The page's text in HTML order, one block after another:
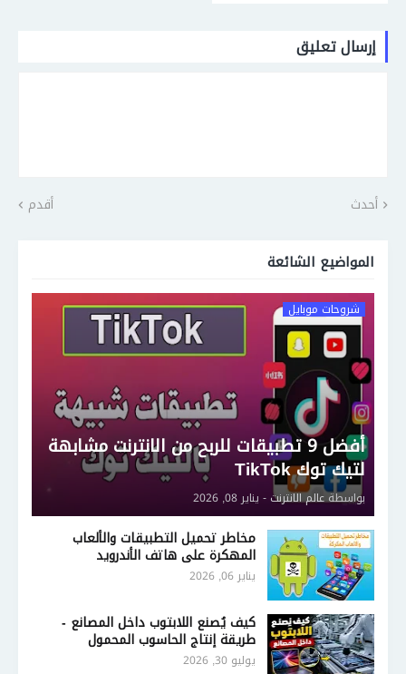
إرسال تعليق
أحدث أقدم
المواضيع الشائعة
شروحات موبايل
أفضل 9 تطبيقات للربح من الانترنت مشابهة
لتيك توك TikTok
بواسطةعالم الانترنت - يناير 08, 2026
مخاطر تحميل التطبيقات والألعاب
المهكرة على هاتف الأندرويد
يناير 06, 2026
كيف يُصنع اللابتوب داخل المصانع -
طريقة إنتاج الحاسوب المحمول
يوليو 30, 2026